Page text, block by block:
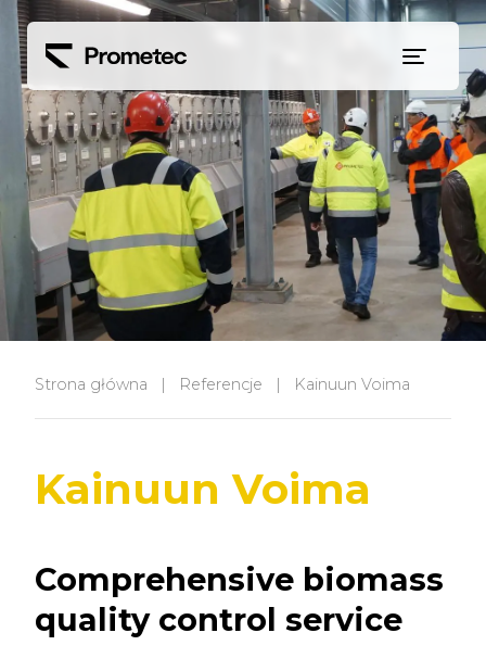
Strona główna | Referencje | Kainuun Voima
Kainuun Voima
Comprehensive biomass
quality control service